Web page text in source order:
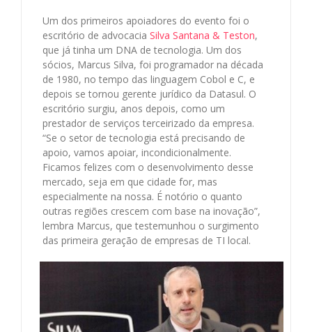
Um dos primeiros apoiadores do evento foi o
escritório de advocacia Silva Santana & Teston,
que já tinha um DNA de tecnologia. Um dos
sócios, Marcus Silva, foi programador na década
de 1980, no tempo das linguagem Cobol e C, e
depois se tornou gerente jurídico da Datasul. O
escritório surgiu, anos depois, como um
prestador de serviços terceirizado da empresa.
“Se o setor de tecnologia está precisando de
apoio, vamos apoiar, incondicionalmente.
Ficamos felizes com o desenvolvimento desse
mercado, seja em que cidade for, mas
especialmente na nossa. É notório o quanto
outras regiões crescem com base na inovação”,
lembra Marcus, que testemunhou o surgimento
das primeira geração de empresas de TI local.